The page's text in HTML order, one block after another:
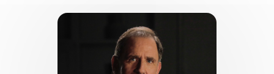
Salud y bienestar